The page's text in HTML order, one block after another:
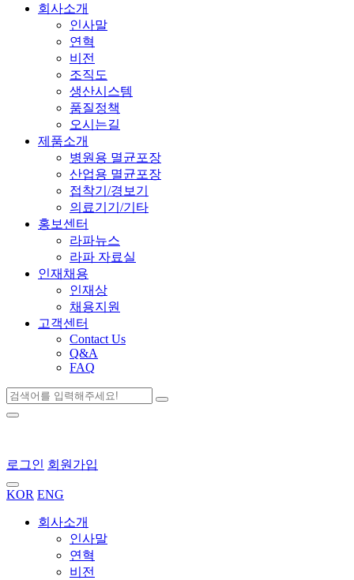
회사소개
인사말
연혁
비전
조직도
생산시스템
품질정책
오시는길
제품소개
병원용 멸균포장
산업용 멸균포장
접착기/경보기
의료기기/기타
홍보센터
라파뉴스
라파 자료실
인재채용
인재상
채용지원
고객센터
Contact Us
Q&A
FAQ
로그인 회원가입
KOR ENG
회사소개
인사말
연혁
비전